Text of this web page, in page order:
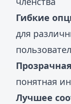
Гибкие
для
понятная
Лучшее